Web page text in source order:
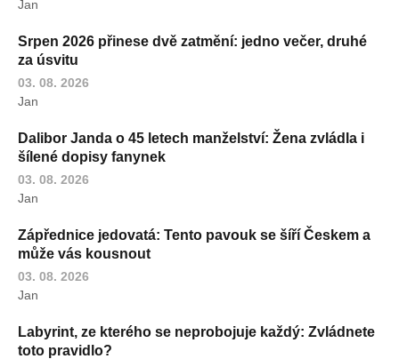
Jan
Srpen 2026 přinese dvě zatmění: jedno večer, druhé
za úsvitu
03. 08. 2026
Jan
Dalibor Janda o 45 letech manželství: Žena zvládla i
šílené dopisy fanynek
03. 08. 2026
Jan
Zápřednice jedovatá: Tento pavouk se šíří Českem a
může vás kousnout
03. 08. 2026
Jan
Labyrint, ze kterého se neprobojuje každý: Zvládnete
toto pravidlo?